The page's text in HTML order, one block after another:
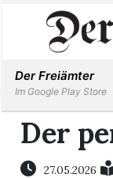
Immobilien
Der
27.05.2026
Der Freiämter
Im Google Play Store